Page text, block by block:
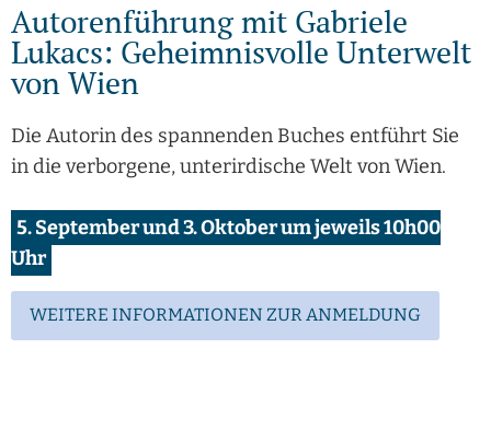
Autorenführung mit Gabriele
Lukacs: Geheimnisvolle Unterwelt
von Wien
Die Autorin des spannenden Buches entführt Sie
in die verborgene, unterirdische Welt von Wien.
5. September und 3. Oktober um jeweils 10h00
Uhr
WEITERE INFORMATIONEN ZUR ANMELDUNG